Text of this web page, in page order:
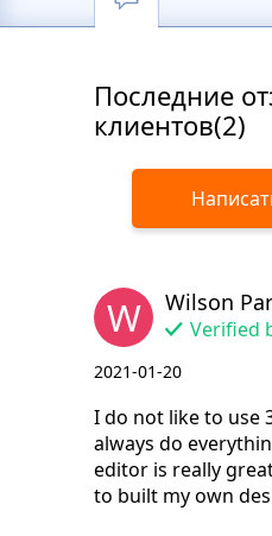
Последние
клиентов(2)
W Wilson
Verified
2021-01-20
I do not like to use
always do
editor is really
to built my own